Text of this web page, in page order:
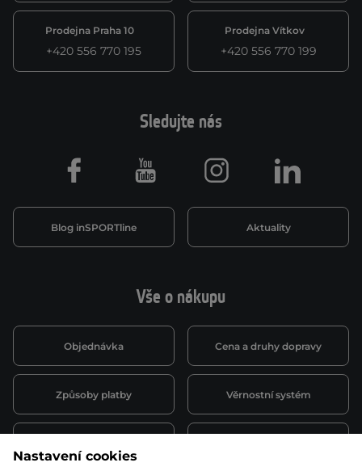
Prodejna Praha 10
+420 556 770 195
Prodejna Vítkov
+420 556 770 199
Vše o nákupu
Objednávka Cena a druhy dopravy
Způsoby platby Věrnostní systém
Sledujte nás
Blog inSPORTline Aktuality
Facebook Youtube Instagram LinkedIn
Nastavení cookies